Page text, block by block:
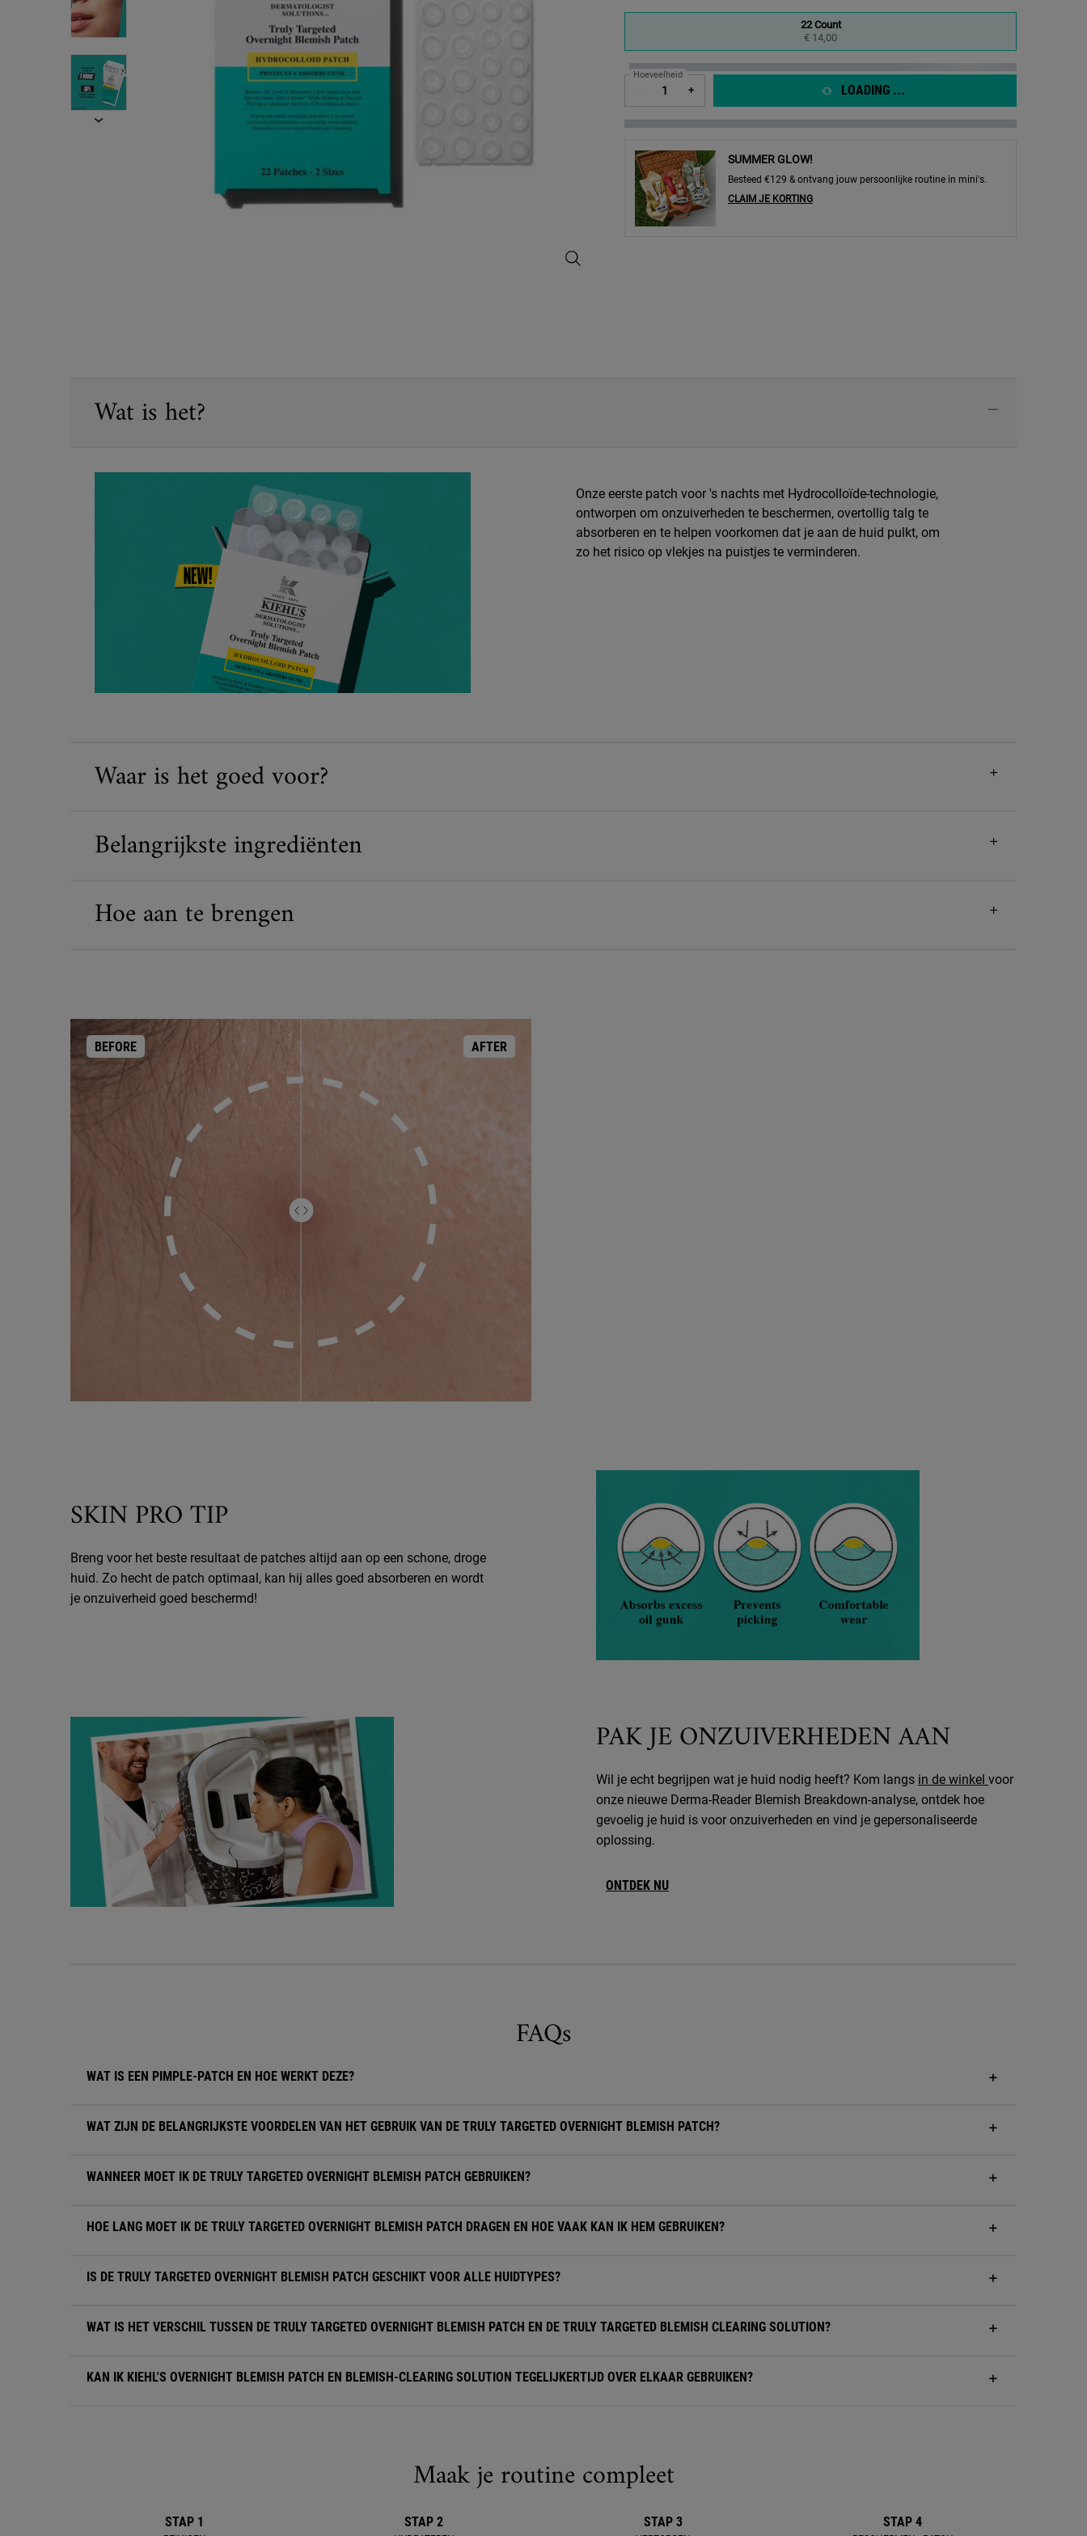
Truly Targeted Overnight Blemish Patch - Afbeelding inzoomen
Geselecteerd
22 Count
€ 14,00
, 1 of 1
Hoeveelheid
+ LOADING ...
SUMMER GLOW!
Besteed €129 & ontvang jouw persoonlijke routine in mini's.
CLAIM JE KORTING
Wat is het?
Onze eerste patch voor 's nachts met Hydrocolloïde-technologie,
ontworpen om onzuiverheden te beschermen, overtollig talg te
absorberen en te helpen voorkomen dat je aan de huid pulkt, om
zo het risico op vlekjes na puistjes te verminderen.
Waar is het goed voor?
Belangrijkste ingrediënten
Hoe aan te brengen
AFTER
BEFORE
SKIN PRO TIP
Breng voor het beste resultaat de patches altijd aan op een schone, droge
huid. Zo hecht de patch optimaal, kan hij alles goed absorberen en wordt
je onzuiverheid goed beschermd!
Wist je dit over de Truly Targeted Overnight Blemish Patch? PAK JE ONZUIVERHEDEN AAN
Wil je echt begrijpen wat je huid nodig heeft? Kom langs in de winkel voor
onze nieuwe Derma-Reader Blemish Breakdown-analyse, ontdek hoe
gevoelig je huid is voor onzuiverheden en vind je gepersonaliseerde
oplossing.
ONTDEK NU
FAQs
WAT IS EEN PIMPLE-PATCH EN HOE WERKT DEZE?
WAT ZIJN DE BELANGRIJKSTE VOORDELEN VAN HET GEBRUIK VAN DE TRULY TARGETED OVERNIGHT BLEMISH PATCH?
WANNEER MOET IK DE TRULY TARGETED OVERNIGHT BLEMISH PATCH GEBRUIKEN?
HOE LANG MOET IK DE TRULY TARGETED OVERNIGHT BLEMISH PATCH DRAGEN EN HOE VAAK KAN IK HEM GEBRUIKEN?
IS DE TRULY TARGETED OVERNIGHT BLEMISH PATCH GESCHIKT VOOR ALLE HUIDTYPES?
WAT IS HET VERSCHIL TUSSEN DE TRULY TARGETED OVERNIGHT BLEMISH PATCH EN DE TRULY TARGETED BLEMISH CLEARING SOLUTION?
KAN IK KIEHL'S OVERNIGHT BLEMISH PATCH EN BLEMISH-CLEARING SOLUTION TEGELIJKERTIJD OVER ELKAAR GEBRUIKEN?
Maak je routine compleet
STAP 1 STAP 2 STAP 3 STAP 4